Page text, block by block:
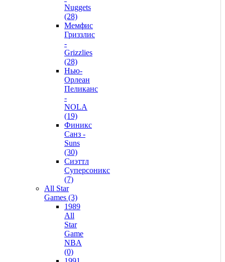
Nuggets
(28)
Мемфис
Гриззлис
-
Grizzlies
(28)
Нью-
Орлеан
Пеликанс
-
NOLA
(19)
Финикс
Санз -
Suns
(30)
Сиэттл
Суперсоникс
(7)
All Star
Games (3)
1989
All
Star
Game
NBA
(0)